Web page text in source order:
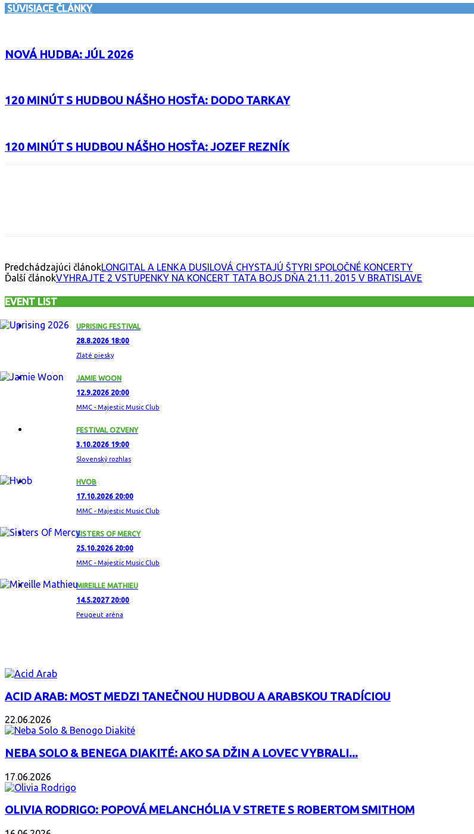
SÚVISIACE ČLÁNKY
NOVÁ HUDBA: JÚL 2026
120 MINÚT S HUDBOU NÁŠHO HOSŤA: DODO TARKAY
120 MINÚT S HUDBOU NÁŠHO HOSŤA: JOZEF REZNÍK
Predchádzajúci článokLONGITAL A LENKA DUSILOVÁ CHYSTAJÚ ŠTYRI SPOLOČNÉ KONCERTY
Ďalší článokVYHRAJTE 2 VSTUPENKY NA KONCERT TATA BOJS DŇA 21.11. 2015 V BRATISLAVE
EVENT LIST
UPRISING FESTIVAL
28.8.2026 18:00
Zlaté piesky
JAMIE WOON
12.9.2026 20:00
MMC - Majestic Music Club
FESTIVAL OZVENY
3.10.2026 19:00
Slovenský rozhlas
HVOB
17.10.2026 20:00
MMC - Majestic Music Club
SISTERS OF MERCY
25.10.2026 20:00
MMC - Majestic Music Club
MIREILLE MATHIEU
14.5.2027 20:00
Peugeut aréna
ACID ARAB: MOST MEDZI TANEČNOU HUDBOU A ARABSKOU TRADÍCIOU
22.06.2026
NEBA SOLO & BENEGA DIAKITÉ: AKO SA DŽIN A LOVEC VYBRALI...
17.06.2026
OLIVIA RODRIGO: POPOVÁ MELANCHÓLIA V STRETE S ROBERTOM SMITHOM